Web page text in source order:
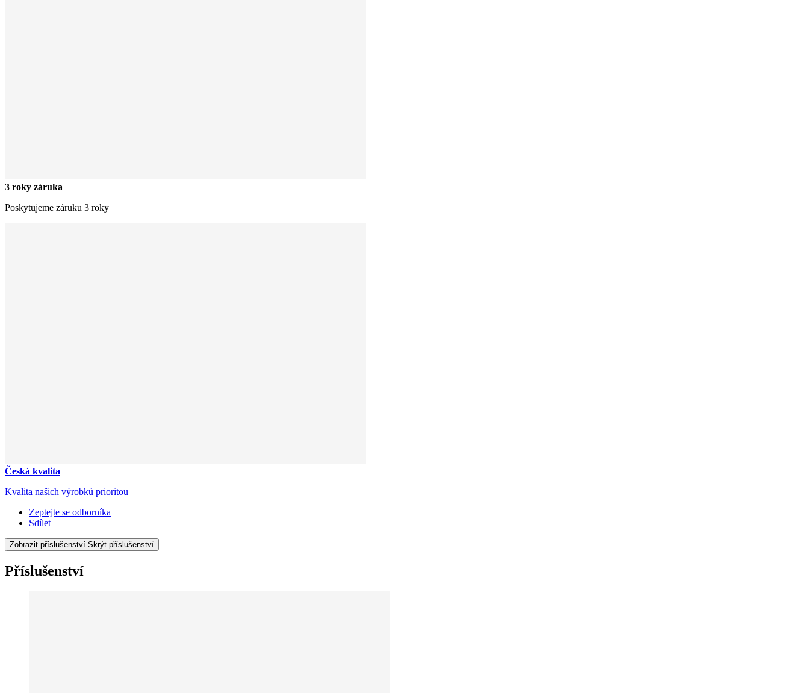
3 roky záruka
Poskytujeme záruku 3 roky
Česká kvalita
Kvalita našich výrobků prioritou
Zeptejte se odborníka
Sdílet
Zobrazit příslušenství Skrýt příslušenství
Příslušenství